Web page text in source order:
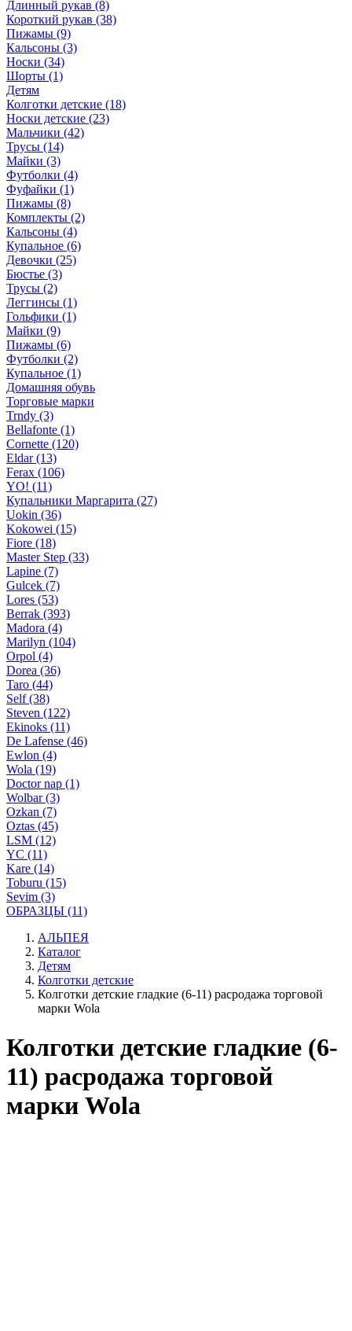
Длинный рукав (8)
Короткий рукав (38)
Пижамы (9)
Кальсоны (3)
Носки (34)
Шорты (1)
Детям
Колготки детские (18)
Носки детские (23)
Мальчики (42)
Трусы (14)
Майки (3)
Футболки (4)
Фуфайки (1)
Пижамы (8)
Комплекты (2)
Кальсоны (4)
Купальное (6)
Девочки (25)
Бюстье (3)
Трусы (2)
Леггинсы (1)
Гольфики (1)
Майки (9)
Пижамы (6)
Футболки (2)
Купальное (1)
Домашняя обувь
Торговые марки
Trndy (3)
Bellafonte (1)
Cornette (120)
Eldar (13)
Ferax (106)
YO! (11)
Купальники Маргарита (27)
Uokin (36)
Kokowei (15)
Fiore (18)
Master Step (33)
Lapine (7)
Gulcek (7)
Lores (53)
Berrak (393)
Madora (4)
Marilyn (104)
Orpol (4)
Dorea (36)
Taro (44)
Self (38)
Steven (122)
Ekinoks (11)
De Lafense (46)
Ewlon (4)
Wola (19)
Doctor nap (1)
Wolbar (3)
Ozkan (7)
Oztas (45)
LSM (12)
YC (11)
Kare (14)
Toburu (15)
Sevim (3)
ОБРАЗЦЫ (11)
АЛЬПЕЯ
Каталог
Детям
Колготки детские
Колготки детские гладкие (6-11) расродажа торговой
марки Wola
Колготки детские гладкие (6-
11) расродажа торговой
марки Wola